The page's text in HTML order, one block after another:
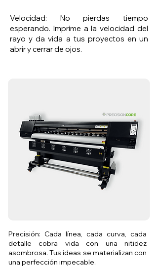
Velocidad: No pierdas tiempo
esperando. Imprime a la velocidad del
rayo y da vida a tus proyectos en un
abrir y cerrar de ojos.
Precisión: Cada línea, cada curva, cada
detalle cobra vida con una nitidez
asombrosa. Tus ideas se materializan con
una perfección impecable.